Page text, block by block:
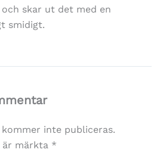
skar ut det med en
smidigt.
inte publiceras.
märkta *